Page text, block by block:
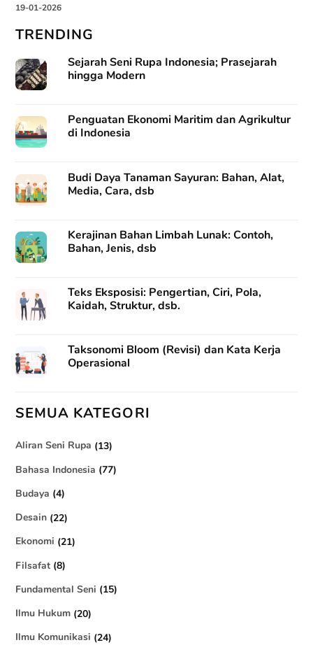
19-01-2026
TRENDING
Sejarah Seni Rupa Indonesia; Prasejarah
hingga Modern
Penguatan Ekonomi Maritim dan Agrikultur
di Indonesia
Budi Daya Tanaman Sayuran: Bahan, Alat,
Media, Cara, dsb
Kerajinan Bahan Limbah Lunak: Contoh,
Bahan, Jenis, dsb
Teks Eksposisi: Pengertian, Ciri, Pola,
Kaidah, Struktur, dsb.
Taksonomi Bloom (Revisi) dan Kata Kerja
Operasional
SEMUA KATEGORI
Aliran Seni Rupa (13)
Bahasa Indonesia (77)
Budaya (4)
Desain (22)
Ekonomi (21)
Filsafat (8)
Fundamental Seni (15)
Ilmu Hukum (20)
Ilmu Komunikasi (24)